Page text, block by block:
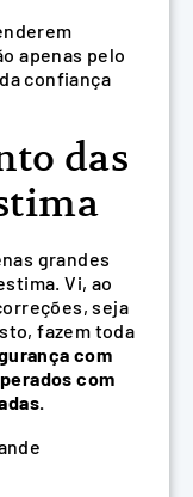
apenas pelo
confiança
das
grandes
Vi, ao
seja
fazem toda
com
com